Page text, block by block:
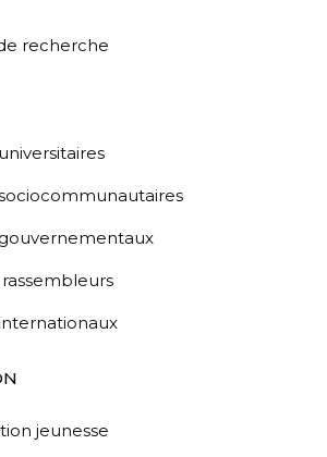
recherche
jeunesse